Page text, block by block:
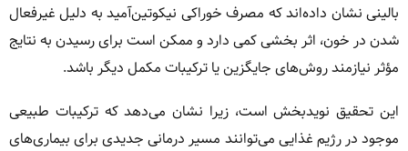
بالینی نشان داده‌اند که مصرف خوراکی نیکوتین‌آمید به دلیل غیرفعال
شدن در خون، اثر بخشی کمی دارد و ممکن است برای رسیدن به نتایج
مؤثر نیازمند روش‌های جایگزین یا ترکیبات مکمل دیگر باشد.
این تحقیق نویدبخش است، زیرا نشان می‌دهد که ترکیبات طبیعی
موجود در رژیم غذایی می‌توانند مسیر درمانی جدیدی برای بیماری‌های